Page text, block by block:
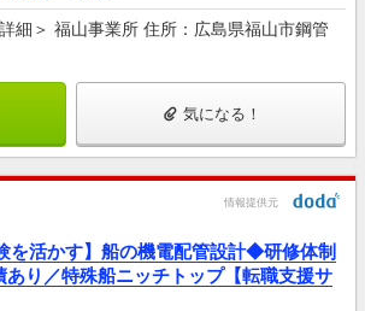
細＞ 福山事業所 住所：広島県福山市鋼管
気になる！
情報提供元
を活かす】船の機電配管設計◆研修体制
あり／特殊船ニッチトップ【転職支援サ